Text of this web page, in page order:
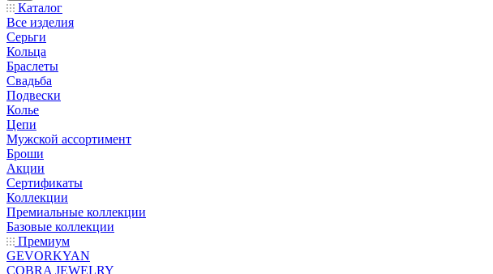
Каталог
Все изделия
Серьги
Кольца
Браслеты
Свадьба
Подвески
Колье
Цепи
Мужской ассортимент
Броши
Акции
Сертификаты
Коллекции
Премиальные коллекции
Базовые коллекции
Премиум
GEVORKYAN
COBRA JEWELRY